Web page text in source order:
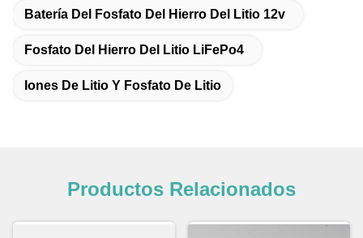
Batería Del Fosfato Del Hierro Del Litio 12v
Fosfato Del Hierro Del Litio LiFePo4
Iones De Litio Y Fosfato De Litio
Productos Relacionados